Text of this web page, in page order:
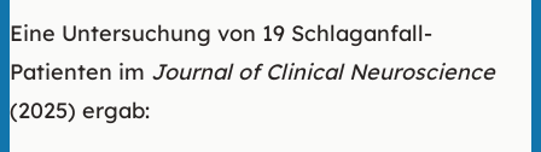
Eine Untersuchung von 19 Schlaganfall-
Patienten im Journal of Clinical Neuroscience
(2025) ergab: